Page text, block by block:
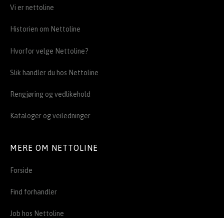
Vi er nettoline
Historien om Nettoline
Hvorfor velge Nettoline?
Slik handler du hos Nettoline
Rengjøring og vedlikehold
Kataloger og veiledninger
MERE OM NETTOLINE
Forside
Find forhandler
Job hos Nettoline